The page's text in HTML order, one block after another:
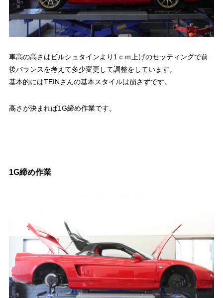
車高の高さはビルシュタインより1ｃｍ上げのセッティングで前
後バランスを考えて多少変更して調整をしています。
基本的にはTEINさんの基本スタイルは崩さずです。
高さが決まれば1G締め作業です。
1G締め作業